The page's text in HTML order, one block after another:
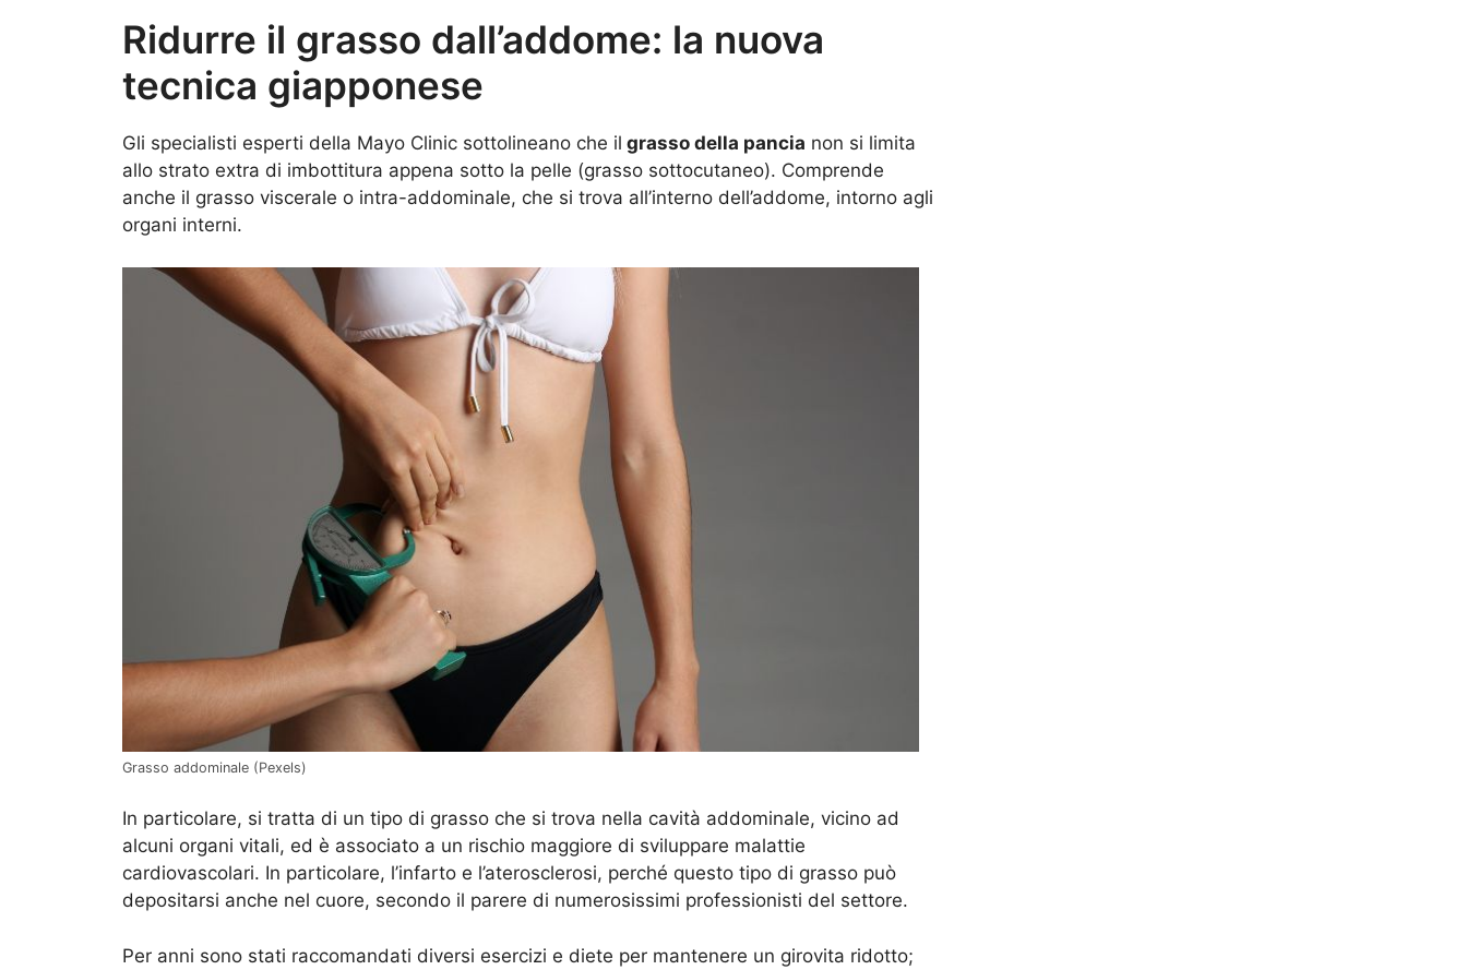
Ridurre il grasso dall’addome: la nuova
tecnica giapponese
Gli specialisti esperti della Mayo Clinic sottolineano che il grasso della pancia non si limita
allo strato extra di imbottitura appena sotto la pelle (grasso sottocutaneo). Comprende
anche il grasso viscerale o intra-addominale, che si trova all’interno dell’addome, intorno agli
organi interni.
Grasso addominale (Pexels)
In particolare, si tratta di un tipo di grasso che si trova nella cavità addominale, vicino ad
alcuni organi vitali, ed è associato a un rischio maggiore di sviluppare malattie
cardiovascolari. In particolare, l’infarto e l’aterosclerosi, perché questo tipo di grasso può
depositarsi anche nel cuore, secondo il parere di numerosissimi professionisti del settore.
Per anni sono stati raccomandati diversi esercizi e diete per mantenere un girovita ridotto;